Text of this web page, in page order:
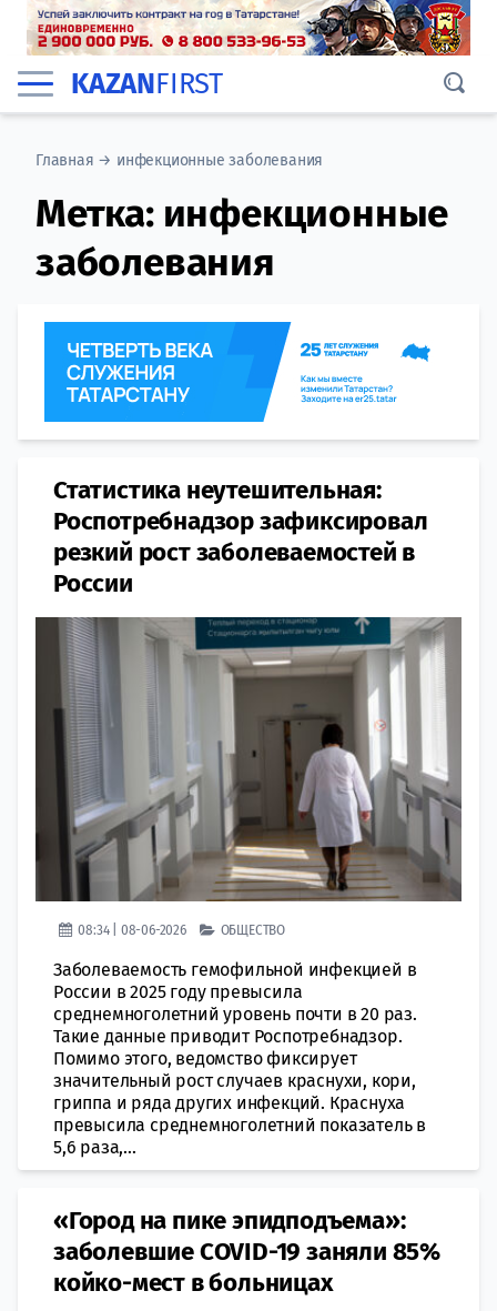
KAZANFIRST
Главная → инфекционные заболевания
Метка: инфекционные
заболевания
Статистика неутешительная:
Роспотребнадзор зафиксировал
резкий рост заболеваемостей в
России
08:34 | 08-06-2026 ОБЩЕСТВО
Заболеваемость гемофильной инфекцией в
России в 2025 году превысила
среднемноголетний уровень почти в 20 раз.
Такие данные приводит Роспотребнадзор.
Помимо этого, ведомство фиксирует
значительный рост случаев краснухи, кори,
гриппа и ряда других инфекций. Краснуха
превысила среднемноголетний показатель в
5,6 раза,...
«Город на пике эпидподъема»:
заболевшие COVID-19 заняли 85%
койко-мест в больницах